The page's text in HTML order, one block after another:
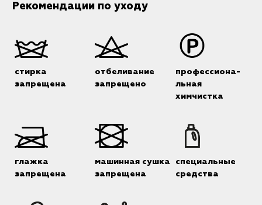
Рекомендации по уходу
стирка
запрещена
отбеливание
запрещено
профессиона-
льная
химчистка
глажка
запрещена
машинная сушка
запрещена
специальные
средства